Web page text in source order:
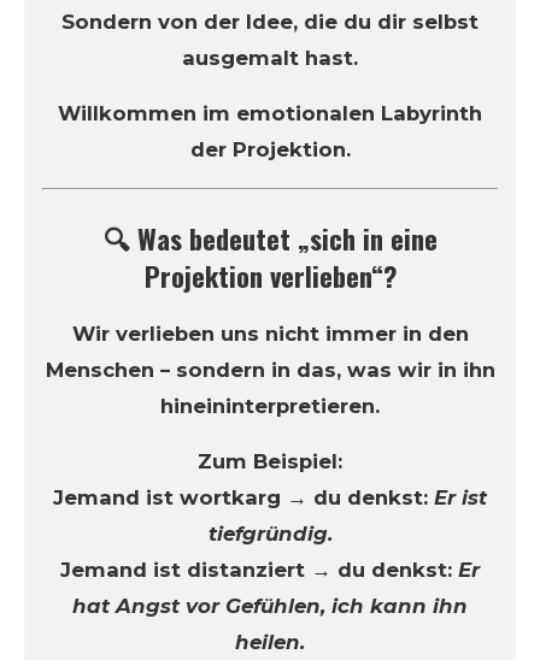
Sondern von der Idee, die du dir selbst
ausgemalt hast.
Willkommen im emotionalen Labyrinth
der Projektion.
🔍 Was bedeutet „sich in eine
Projektion verlieben“?
Wir verlieben uns nicht immer in den
Menschen – sondern in das, was wir in ihn
hineininterpretieren.
Zum Beispiel:
Jemand ist wortkarg → du denkst: Er ist
tiefgründig.
Jemand ist distanziert → du denkst: Er
hat Angst vor Gefühlen, ich kann ihn
heilen.